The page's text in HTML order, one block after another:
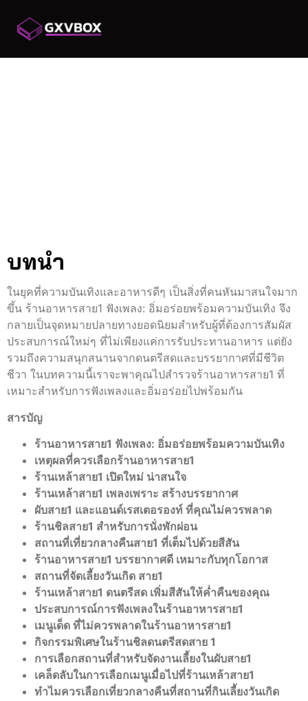
บทนำ
ในยุคที่ความบันเทิงและอาหารดีๆ เป็นสิ่งที่คนหันมาสนใจมาก
ขึ้น ร้านอาหารสาย1 ฟังเพลง: อิ่มอร่อยพร้อมความบันเทิง จึง
กลายเป็นจุดหมายปลายทางยอดนิยมสำหรับผู้ที่ต้องการสัมผัส
ประสบการณ์ใหม่ๆ ที่ไม่เพียงแค่การรับประทานอาหาร แต่ยัง
รวมถึงความสนุกสนานจากดนตรีสดและบรรยากาศที่มีชีวิต
ชีวา ในบทความนี้เราจะพาคุณไปสำรวจร้านอาหารสาย1 ที่
เหมาะสำหรับการฟังเพลงและอิ่มอร่อยไปพร้อมกัน
สารบัญ
ร้านอาหารสาย1 ฟังเพลง: อิ่มอร่อยพร้อมความบันเทิง
เหตุผลที่ควรเลือกร้านอาหารสาย1
ร้านเหล้าสาย1 เปิดใหม่ น่าสนใจ
ร้านเหล้าสาย1 เพลงเพราะ สร้างบรรยากาศ
ผับสาย1 และแอนด์เรสเตอรองท์ ที่คุณไม่ควรพลาด
ร้านชิลสาย1 สำหรับการนั่งพักผ่อน
สถานที่เที่ยวกลางคืนสาย1 ที่เต็มไปด้วยสีสัน
ร้านอาหารสาย1 บรรยากาศดี เหมาะกับทุกโอกาส
สถานที่จัดเลี้ยงวันเกิด สาย1
ร้านเหล้าสาย1 ดนตรีสด เพิ่มสีสันให้ค่ำคืนของคุณ
ประสบการณ์การฟังเพลงในร้านอาหารสาย1
เมนูเด็ด ที่ไม่ควรพลาดในร้านอาหารสาย1
กิจกรรมพิเศษในร้านชิลดนตรีสดสาย 1
การเลือกสถานที่สำหรับจัดงานเลี้ยงในผับสาย1
เคล็ดลับในการเลือกเมนูเมื่อไปที่ร้านเหล้าสาย1
ทำไมควรเลือกเที่ยวกลางคืนที่สถานที่กินเลี้ยงวันเกิด